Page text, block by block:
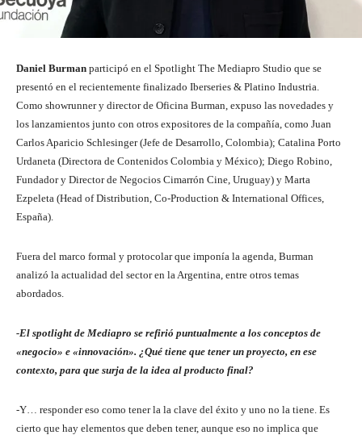
Daniel Burman participó en el Spotlight The Mediapro Studio que se
presentó en el recientemente finalizado Iberseries & Platino Industria.
Como showrunner y director de Oficina Burman, expuso las novedades y
los lanzamientos junto con otros expositores de la compañía, como Juan
Carlos Aparicio Schlesinger (Jefe de Desarrollo, Colombia); Catalina Porto
Urdaneta (Directora de Contenidos Colombia y México); Diego Robino,
Fundador y Director de Negocios Cimarrón Cine, Uruguay) y Marta
Ezpeleta (Head of Distribution, Co-Production & International Offices,
España).
Fuera del marco formal y protocolar que imponía la agenda, Burman
analizó la actualidad del sector en la Argentina, entre otros temas
abordados.
-El spotlight de Mediapro se refirió puntualmente a los conceptos de
«negocio» e «innovación». ¿Qué tiene que tener un proyecto, en ese
contexto, para que surja de la idea al producto final?
-Y… responder eso como tener la la clave del éxito y uno no la tiene. Es
cierto que hay elementos que deben tener, aunque eso no implica que